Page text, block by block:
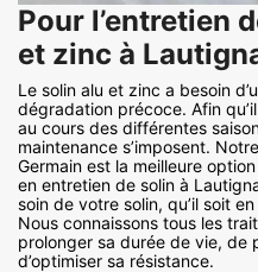
Pour l’entretien
et zinc à
Le solin alu et zinc a besoin
dégradation précoce. Afin
au cours des différentes
maintenance s’imposent.
Germain est la meilleure
en entretien de solin à
soin de votre solin, qu’il soit
Nous connaissons tous les
prolonger sa durée de vie, de
d’optimiser sa résistance.